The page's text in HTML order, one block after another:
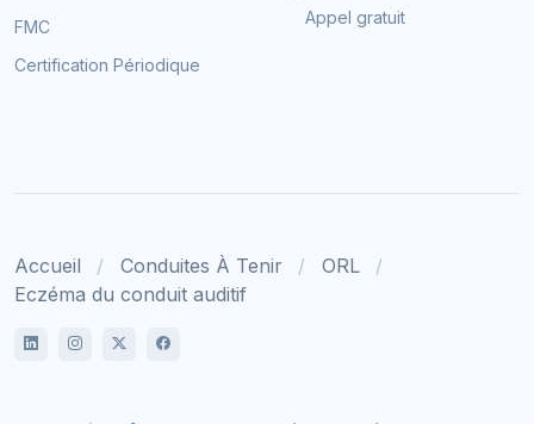
FMC
Certification Périodique
Appel gratuit
Accueil Conduites À Tenir
ORL
Eczéma du conduit auditif